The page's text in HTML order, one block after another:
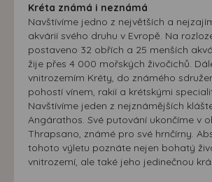
Kréta známá i neznámá
Navštívíme jedno z největších a
akvárií svého druhu v Evropě. Na
postaveno 32 obřích a 25 menších
žije přes 4 000 mořských živočichů.
vnitrozemím Kréty, do známého
pohostí vínem, rakií a krétskými
Navštívíme jeden z nejznámějších
Angárathos. Své putování ukončíme v
Thrapsano, známé pro své hrnčírny.
tohoto výletu poznáte nejen bohatý
vnitrozemí, ale také jeho jedinečnou